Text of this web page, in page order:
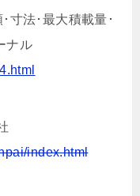
寸法･最大積載量･
ナル
index.html